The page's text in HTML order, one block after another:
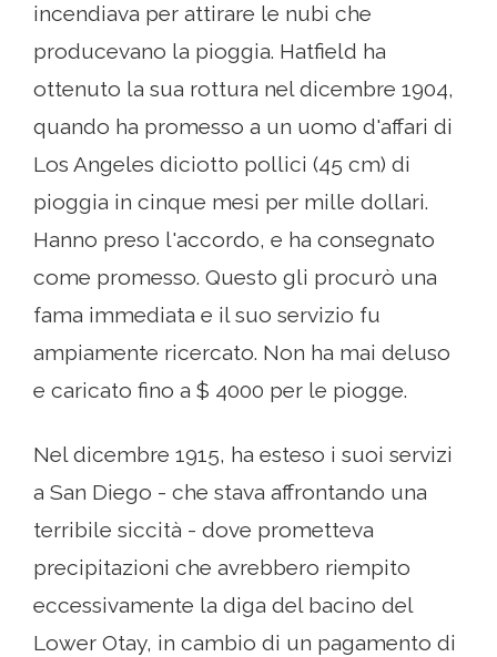
incendiava per attirare le nubi che
producevano la pioggia. Hatfield ha
ottenuto la sua rottura nel dicembre 1904,
quando ha promesso a un uomo d'affari di
Los Angeles diciotto pollici (45 cm) di
pioggia in cinque mesi per mille dollari.
Hanno preso l'accordo, e ha consegnato
come promesso. Questo gli procurò una
fama immediata e il suo servizio fu
ampiamente ricercato. Non ha mai deluso
e caricato fino a $ 4000 per le piogge.
Nel dicembre 1915, ha esteso i suoi servizi
a San Diego - che stava affrontando una
terribile siccità - dove prometteva
precipitazioni che avrebbero riempito
eccessivamente la diga del bacino del
Lower Otay, in cambio di un pagamento di